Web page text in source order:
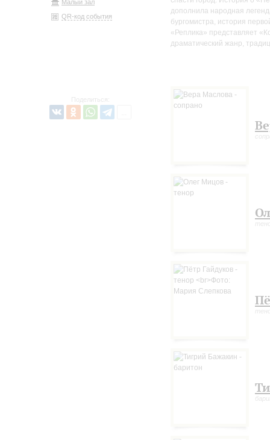
Малый зал
QR-код события
Поделиться:
дополнила народная
бургомистра, история
«Реплика» представляет
драматический жанр,